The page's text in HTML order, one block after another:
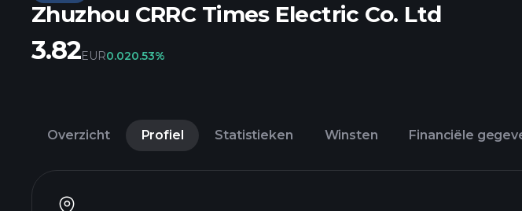
Zhuzhou CRRC Times Electric Co. Ltd
3.82EUR0.020.53%
Overzicht Profiel Statistieken Winsten Financiële